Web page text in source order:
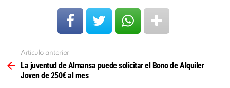
más
Artículo anterior
La juventud de Almansa puede solicitar el Bono de Alquiler
Joven de 250€ al mes